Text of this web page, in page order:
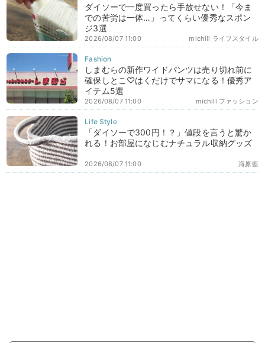
ダイソーで一度買ったら手放せない！「今ま
での苦労は一体…」ってくらい優秀なスポン
ジ3選
michill ライフスタイル
2026/08/07 11:00
しまむらの新作ワイドパンツは売り切れ前に
確保しとこ♡はくだけでサマになる！優秀ア
イテム5選
michill ファッション
2026/08/07 11:00
「ダイソーで300円！？」値段を言うと驚か
れる！お部屋になじむナチュラル収納グッズ
海原藍
2026/08/07 11:00